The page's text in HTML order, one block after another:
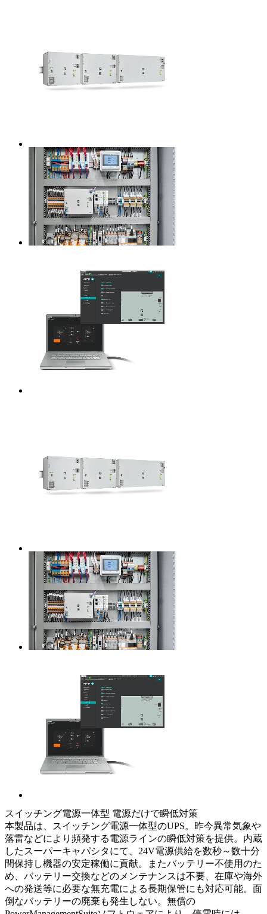
スイッチング電源一体型 電源だけで瞬低対策
本製品は、スイッチング電源一体型のUPS。昨今異常気象や
落雷などにより頻発する電源ラインの瞬低対策を提供。内蔵
したスーパーキャパシタにて、24V電源供給を数秒～数十分
間保持し機器の安定稼働に貢献。またバッテリー不使用のた
め、バッテリー交換などのメンテナンスは不要、在庫や海外
への発送等に必要な無充電による長期保管にも対応可能。面
倒なバッテリーの廃棄も発生しない。無償の